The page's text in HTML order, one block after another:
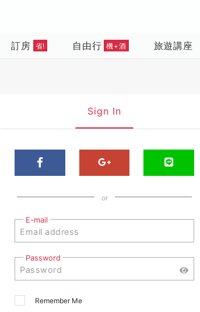
訂房 省! 自由行 機+酒 旅遊講座
Sign In
or
E-mail
Password
Remember Me